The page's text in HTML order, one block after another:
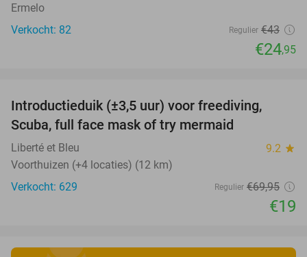
Ermelo
Verkocht: 82
Regulier €43
€24,95
Introductieduik (±3,5 uur) voor freediving,
Scuba, full face mask of try mermaid
Liberté et Bleu 9.2 star
Voorthuizen (+4 locaties) (12 km)
Verkocht: 629
Regulier €69,95
€19